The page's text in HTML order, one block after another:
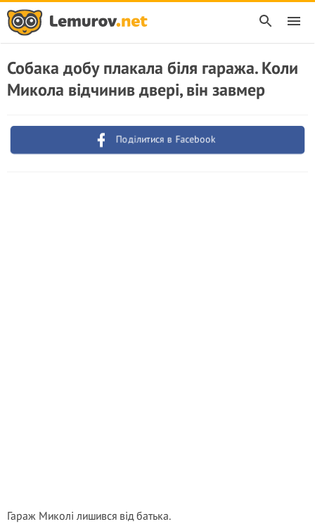
Собака добу плакала біля гаража. Коли
Микола відчинив двері, він завмер
Поділитися в Facebook
Гараж Миколі лишився від батька.